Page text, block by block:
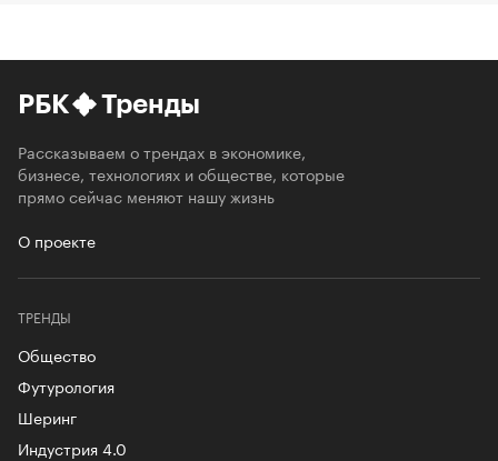
РБК Тренды
Рассказываем о трендах в экономике,
бизнесе, технологиях и обществе, которые
прямо сейчас меняют нашу жизнь
О проекте
ТРЕНДЫ
Общество
Футурология
Шеринг
Индустрия 4.0